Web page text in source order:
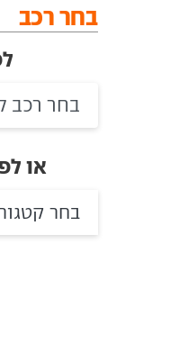
בחר רכב
או
בחר